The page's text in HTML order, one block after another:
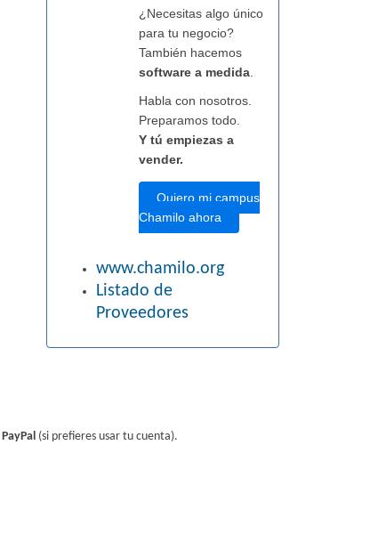
¿Necesitas algo único
para tu negocio?
También hacemos
software a medida.
Habla con nosotros.
Preparamos todo.
Y tú empiezas a
vender.
Quiero mi campus
Chamilo ahora
www.chamilo.org
Listado de
Proveedores
PayPal(si prefieres usar tu cuenta).